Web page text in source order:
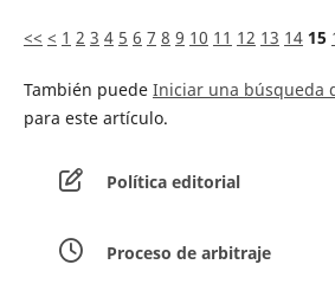
<< < 1 2 3 4 5 6 7 8 9 10 11 12 13 14 15
También puede Iniciar una búsqueda
para este artículo.
Política editorial
Proceso de arbitraje